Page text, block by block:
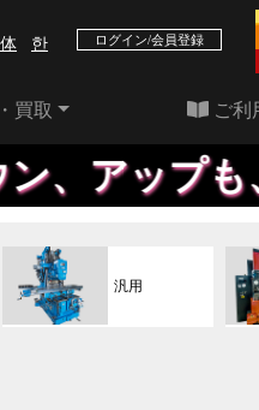
한
ログイン/会員登録
買取 ご利
自社で行
汎用